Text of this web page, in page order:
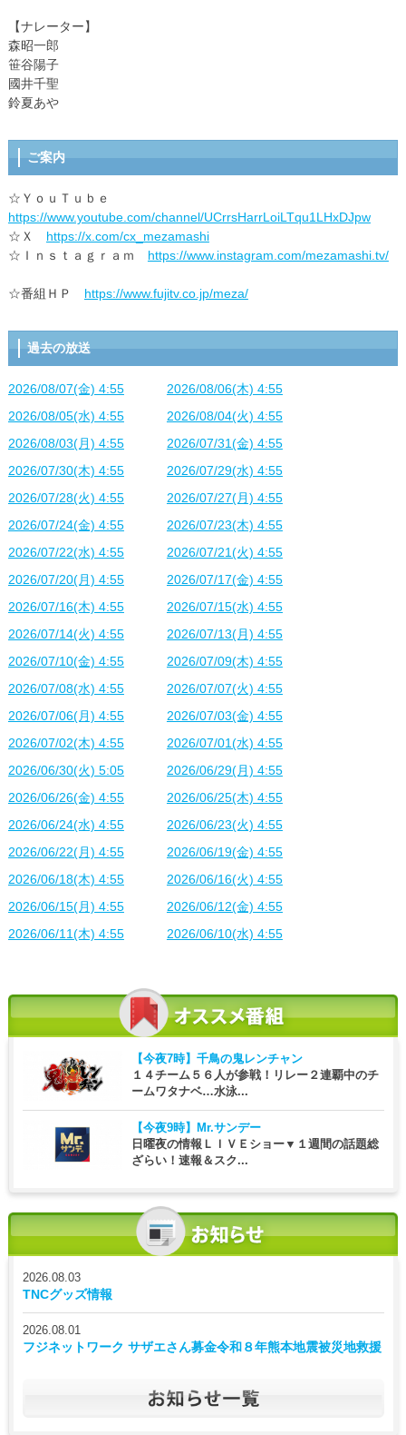
【ナレーター】
森昭一郎
笹谷陽子
國井千聖
鈴夏あや
ご案内
☆ＹｏｕＴｕｂｅ
https://www.youtube.com/channel/UCrrsHarrLoiLTqu1LHxDJpw
☆Ｘ https://x.com/cx_mezamashi
☆Ｉｎｓｔａｇｒａｍ https://www.instagram.com/mezamashi.tv/
☆番組ＨＰ https://www.fujitv.co.jp/meza/
過去の放送
2026/08/07(金) 4:55
2026/08/06(木) 4:55
2026/08/05(水) 4:55
2026/08/04(火) 4:55
2026/08/03(月) 4:55
2026/07/31(金) 4:55
2026/07/30(木) 4:55
2026/07/29(水) 4:55
2026/07/28(火) 4:55
2026/07/27(月) 4:55
2026/07/24(金) 4:55
2026/07/23(木) 4:55
2026/07/22(水) 4:55
2026/07/21(火) 4:55
2026/07/20(月) 4:55
2026/07/17(金) 4:55
2026/07/16(木) 4:55
2026/07/15(水) 4:55
2026/07/14(火) 4:55
2026/07/13(月) 4:55
2026/07/10(金) 4:55
2026/07/09(木) 4:55
2026/07/08(水) 4:55
2026/07/07(火) 4:55
2026/07/06(月) 4:55
2026/07/03(金) 4:55
2026/07/02(木) 4:55
2026/07/01(水) 4:55
2026/06/30(火) 5:05
2026/06/29(月) 4:55
2026/06/26(金) 4:55
2026/06/25(木) 4:55
2026/06/24(水) 4:55
2026/06/23(火) 4:55
2026/06/22(月) 4:55
2026/06/19(金) 4:55
2026/06/18(木) 4:55
2026/06/16(火) 4:55
2026/06/15(月) 4:55
2026/06/12(金) 4:55
2026/06/11(木) 4:55
2026/06/10(水) 4:55
【今夜7時】 千鳥の鬼レンチャン
１４チーム５６人が参戦！リレー２連覇中のチ
ームワタナベ…水泳...
【今夜9時】
Mr.サンデー
日曜夜の情報ＬＩＶＥショー▼１週間の話題総
ざらい！速報＆スク...
2026.08.03
TNCグッズ情報
2026.08.01
フジネットワーク サザエさん募金令和８年熊本地震被災地救援